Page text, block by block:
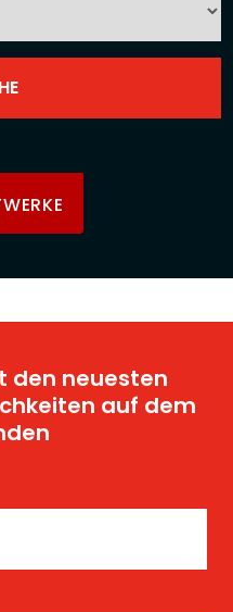
den neuesten
auf dem